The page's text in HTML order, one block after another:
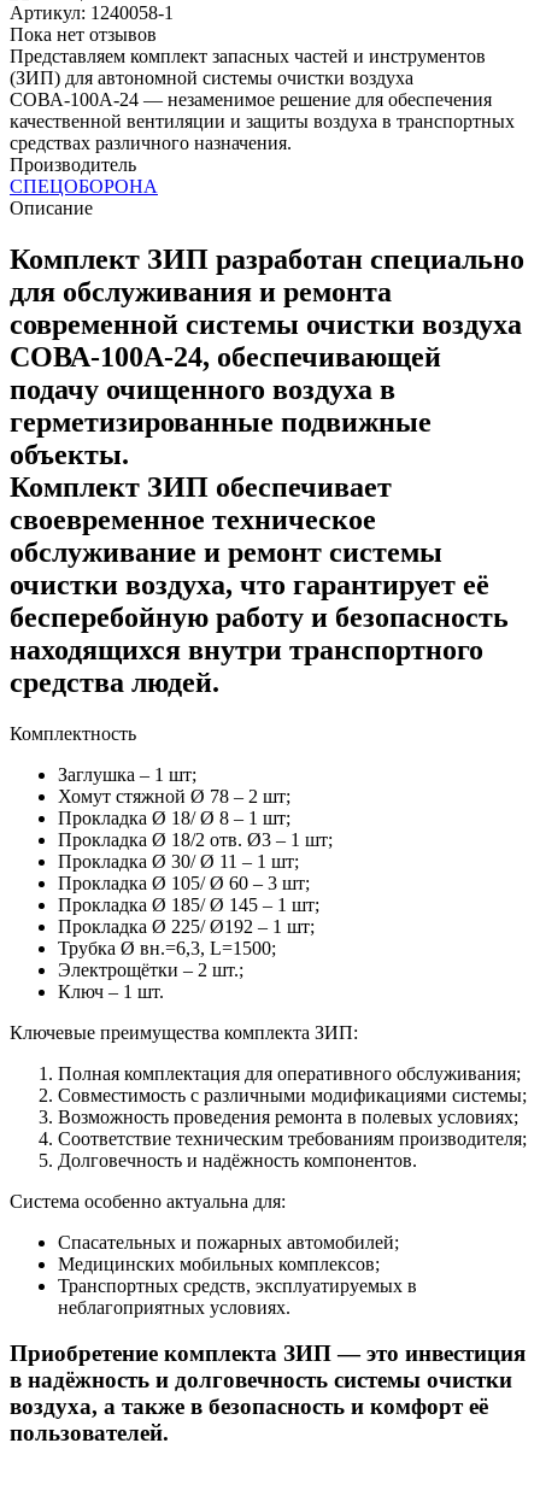
Артикул: 1240058-1
Пока нет отзывов
Представляем комплект запасных частей и инструментов
(ЗИП) для автономной системы очистки воздуха
СОВА-100А-24 — незаменимое решение для обеспечения
качественной вентиляции и защиты воздуха в транспортных
средствах различного назначения.
Производитель
СПЕЦОБОРОНА
Описание
Комплект ЗИП разработан специально
для обслуживания и ремонта
современной системы очистки воздуха
СОВА-100А-24, обеспечивающей
подачу очищенного воздуха в
герметизированные подвижные
объекты.
Комплект ЗИП обеспечивает
своевременное техническое
обслуживание и ремонт системы
очистки воздуха, что гарантирует её
бесперебойную работу и безопасность
находящихся внутри транспортного
средства людей.
Комплектность
Заглушка – 1 шт;
Хомут стяжной Ø 78 – 2 шт;
Прокладка Ø 18/ Ø 8 – 1 шт;
Прокладка Ø 18/2 отв. Ø3 – 1 шт;
Прокладка Ø 30/ Ø 11 – 1 шт;
Прокладка Ø 105/ Ø 60 – 3 шт;
Прокладка Ø 185/ Ø 145 – 1 шт;
Прокладка Ø 225/ Ø192 – 1 шт;
Трубка Ø вн.=6,3, L=1500;
Электрощётки – 2 шт.;
Ключ – 1 шт.
Ключевые преимущества комплекта ЗИП:
Полная комплектация для оперативного обслуживания;
Совместимость с различными модификациями системы;
Возможность проведения ремонта в полевых условиях;
Соответствие техническим требованиям производителя;
Долговечность и надёжность компонентов.
Система особенно актуальна для:
Спасательных и пожарных автомобилей;
Медицинских мобильных комплексов;
Транспортных средств, эксплуатируемых в
неблагоприятных условиях.
Приобретение комплекта ЗИП — это инвестиция
в надёжность и долговечность системы очистки
воздуха, а также в безопасность и комфорт её
пользователей.